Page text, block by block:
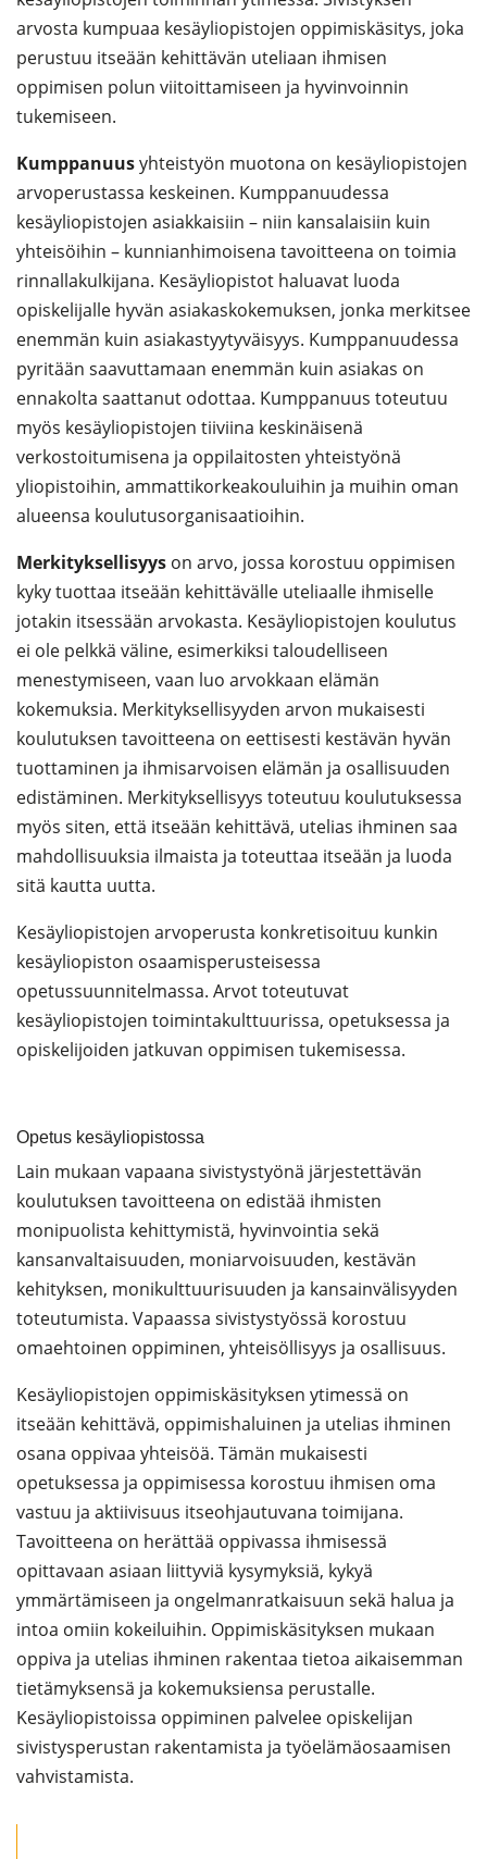
arvosta kumpuaa kesäyliopistojen oppimiskäsitys, joka
perustuu itseään kehittävän uteliaan ihmisen
oppimisen polun viitoittamiseen ja hyvinvoinnin
tukemiseen.
Kumppanuusyhteistyön muotona on kesäyliopistojen
arvoperustassa keskeinen. Kumppanuudessa
kesäyliopistojen asiakkaisiin – niin kansalaisiin kuin
yhteisöihin – kunnianhimoisena tavoitteena on toimia
rinnallakulkijana. Kesäyliopistot haluavat luoda
opiskelijalle hyvän asiakaskokemuksen, jonka merkitsee
enemmän kuin asiakastyytyväisyys. Kumppanuudessa
pyritään saavuttamaan enemmän kuin asiakas on
ennakolta saattanut odottaa. Kumppanuus toteutuu
myös kesäyliopistojen tiiviina keskinäisenä
verkostoitumisena ja oppilaitosten yhteistyönä
yliopistoihin, ammattikorkeakouluihin ja muihin oman
alueensa koulutusorganisaatioihin.
Merkityksellisyys on arvo, jossa korostuu oppimisen
kyky tuottaa itseään kehittävälle uteliaalle ihmiselle
jotakin itsessään arvokasta. Kesäyliopistojen koulutus
ei ole pelkkä väline, esimerkiksi taloudelliseen
menestymiseen, vaan luo arvokkaan elämän
kokemuksia. Merkityksellisyyden arvon mukaisesti
koulutuksen tavoitteena on eettisesti kestävän hyvän
tuottaminen ja ihmisarvoisen elämän ja osallisuuden
edistäminen. Merkityksellisyys toteutuu koulutuksessa
myös siten, että itseään kehittävä, utelias ihminen saa
mahdollisuuksia ilmaista ja toteuttaa itseään ja luoda
sitä kautta uutta.
Kesäyliopistojen arvoperusta konkretisoituu kunkin
kesäyliopiston osaamisperusteisessa
opetussuunnitelmassa. Arvot toteutuvat
kesäyliopistojen toimintakulttuurissa, opetuksessa ja
opiskelijoiden jatkuvan oppimisen tukemisessa.
Opetus kesäyliopistossa
Lain mukaan vapaana sivistystyönä järjestettävän
koulutuksen tavoitteena on edistää ihmisten
monipuolista kehittymistä, hyvinvointia sekä
kansanvaltaisuuden, moniarvoisuuden, kestävän
kehityksen, monikulttuurisuuden ja kansainvälisyyden
toteutumista. Vapaassa sivistystyössä korostuu
omaehtoinen oppiminen, yhteisöllisyys ja osallisuus.
Kesäyliopistojen oppimiskäsityksen ytimessä on
itseään kehittävä, oppimishaluinen ja utelias ihminen
osana oppivaa yhteisöä. Tämän mukaisesti
opetuksessa ja oppimisessa korostuu ihmisen oma
vastuu ja aktiivisuus itseohjautuvana toimijana.
Tavoitteena on herättää oppivassa ihmisessä
opittavaan asiaan liittyviä kysymyksiä, kykyä
ymmärtämiseen ja ongelmanratkaisuun sekä halua ja
intoa omiin kokeiluihin. Oppimiskäsityksen mukaan
oppiva ja utelias ihminen rakentaa tietoa aikaisemman
tietämyksensä ja kokemuksiensa perustalle.
Kesäyliopistoissa oppiminen palvelee opiskelijan
sivistysperustan rakentamista ja työelämäosaamisen
vahvistamista.